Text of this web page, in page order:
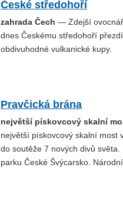
České středohoří
zahrada Čech — Zdejší
dnes Českému středohoří
obdivuhodné vulkanické kupy.
Pravčická brána
největší pískovcový skalní
největší pískovcový skalní most
do soutěže 7 nových divů
parku České Švýcarsko.